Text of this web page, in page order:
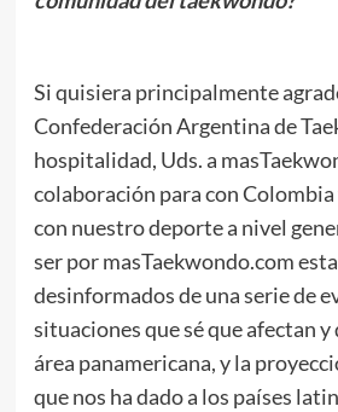
Si quisiera principalmente
Confederación Argentina de
hospitalidad, Uds. a
colaboración para con
con nuestro deporte a nivel
ser por masTaekwondo.com
desinformados de una serie de
situaciones que sé que afectan y
área panamericana, y la
que nos ha dado a los países